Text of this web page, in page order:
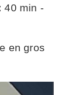
40 min -
en gros